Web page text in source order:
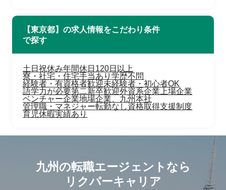
【東京都】の求人情報をこだわり条件
で探す
土日祝休み年間休日120日以上
寮・社宅・住宅手当あり学歴不問
経験者・有資格者歓迎未経験者・初心者OK
語学力が必要第二新卒歓迎外資系企業 上場企業
ベンチャー企業地場企業、九州本社
管理職・マネジャー転勤なし資格取得支援制度
育児休暇実績あり
九州の転職エージェントなら
リクパーキャリア